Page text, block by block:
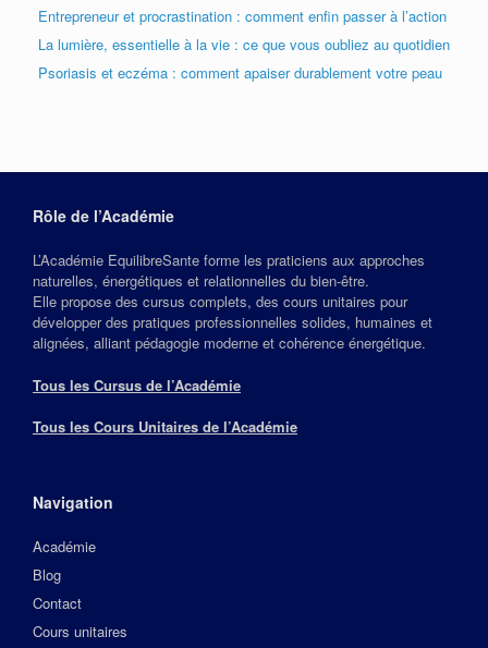
Entrepreneur et procrastination : comment enfin passer à l’action
La lumière, essentielle à la vie : ce que vous oubliez au quotidien
Psoriasis et eczéma : comment apaiser durablement votre peau
Rôle de l’Académie
L’Académie EquilibreSante forme les praticiens aux approches
naturelles, énergétiques et relationnelles du bien‑être.
Elle propose des cursus complets, des cours unitaires pour
développer des pratiques professionnelles solides, humaines et
alignées, alliant pédagogie moderne et cohérence énergétique.
Tous les Cursus de l’Académie
Tous les Cours Unitaires de l’Académie
Navigation
Académie
Blog
Contact
Cours unitaires